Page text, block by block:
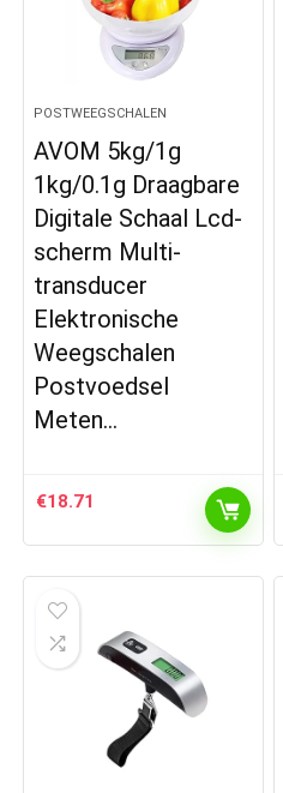
POSTWEEGSCHALEN
AVOM 5kg/1g
1kg/0.1g Draagbare
Digitale Schaal Lcd-
scherm Multi-
transducer
Elektronische
Weegschalen
Postvoedsel
Meten…
€18.71